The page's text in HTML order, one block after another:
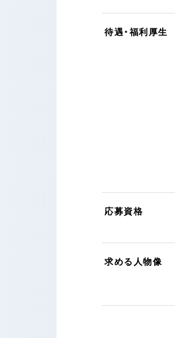
待遇・福利厚生
応募資格
求める人物像